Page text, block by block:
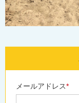
メールアドレス*